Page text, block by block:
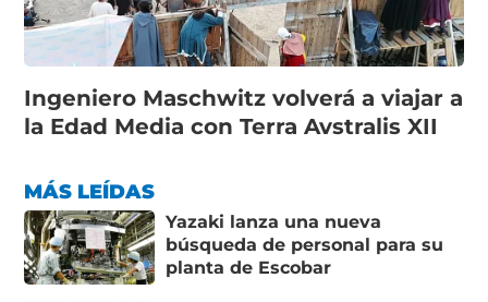
Ingeniero Maschwitz volverá a viajar a
la Edad Media con Terra Avstralis XII
MÁS LEÍDAS
Yazaki lanza una nueva
búsqueda de personal para su
planta de Escobar